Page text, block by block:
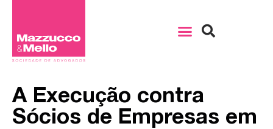
A Execução contra
Sócios de Empresas em